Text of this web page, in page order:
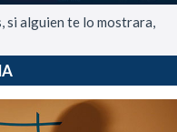
si alguien te lo mostrara,